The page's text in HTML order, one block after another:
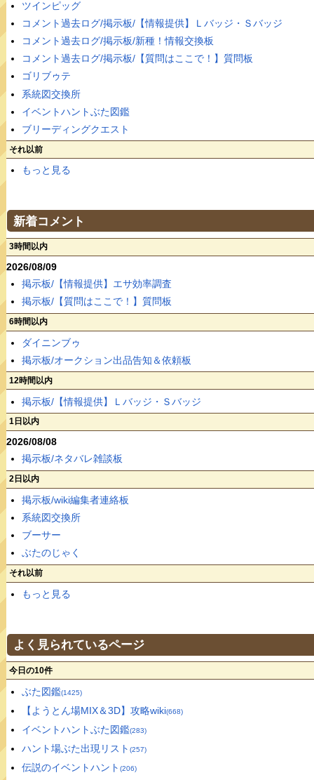
ツインピッグ
コメント過去ログ/掲示板/【情報提供】Ｌバッジ・Ｓバッジ
コメント過去ログ/掲示板/新種！情報交換板
コメント過去ログ/掲示板/【質問はここで！】質問板
ゴリブゥテ
系統図交換所
イベントハントぶた図鑑
ブリーディングクエスト
それ以前
もっと見る
新着コメント
3時間以内
2026/08/09
掲示板/【情報提供】エサ効率調査
掲示板/【質問はここで！】質問板
6時間以内
ダイニンブゥ
掲示板/オークション出品告知＆依頼板
12時間以内
掲示板/【情報提供】Ｌバッジ・Ｓバッジ
1日以内
2026/08/08
掲示板/ネタバレ雑談板
2日以内
掲示板/wiki編集者連絡板
系統図交換所
ブーサー
ぶたのじゃく
それ以前
もっと見る
よく見られているページ
今日の10件
ぶた図鑑(1425)
【ようとん場MIX＆3D】攻略wiki(668)
イベントハントぶた図鑑(283)
ハント場ぶた出現リスト (257)
伝説のイベントハント (206)